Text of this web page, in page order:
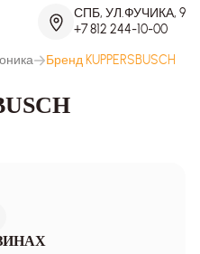
СПБ, УЛ.ФУЧИКА, 9
+7 812 244-10-00
Бренд KUPPERSBUSCH